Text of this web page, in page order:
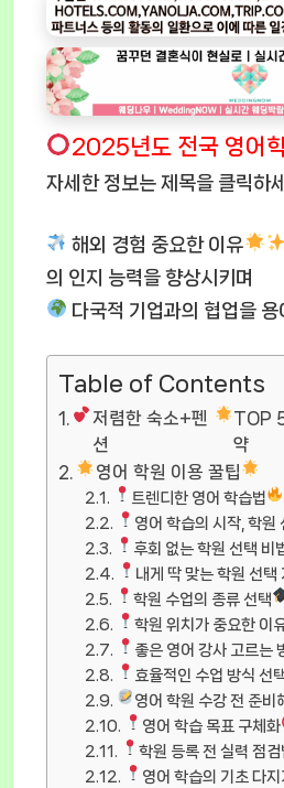
2025년도 전국 영어
자세한 정보는 제목을 클릭하
해외 경험 중요한 이유
의 인지 능력을 향상시키며
다국적 기업과의 협업을 용
Table of Contents
저렴한 숙소+펜
션
TOP
약
영어 학원 이용 꿀팁
트렌디한 영어 학습법
영어 학습의 시작, 학원
후회 없는 학원 선택 비
내게 딱 맞는 학원 선택
학원 수업의 종류 선택
학원 위치가 중요한 이
좋은 영어 강사 고르는
효율적인 수업 방식 선
영어 학원 수강 전 준비
영어 학습 목표 구체화
학원 등록 전 실력 점검
영어 학습의 기초 다지